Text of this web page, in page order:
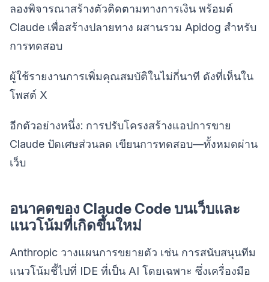
ลองพิจารณาสร้างตัวติดตามทางการเงิน พร้อมต์
Claude เพื่อสร้างปลายทาง ผสานรวม Apidog สำหรับ
การทดสอบ
ผู้ใช้รายงานการเพิ่มคุณสมบัติในไม่กี่นาที ดังที่เห็นใน
โพสต์ X
อีกตัวอย่างหนึ่ง: การปรับโครงสร้างแอปการขาย
Claude ปัดเศษส่วนลด เขียนการทดสอบ—ทั้งหมดผ่าน
เว็บ
อนาคตของ Claude Code บนเว็บและ
แนวโน้มที่เกิดขึ้นใหม่
Anthropic วางแผนการขยายตัว เช่น การสนับสนุนทีม
แนวโน้มชี้ไปที่ IDE ที่เป็น AI โดยเฉพาะ ซึ่งเครื่องมือ